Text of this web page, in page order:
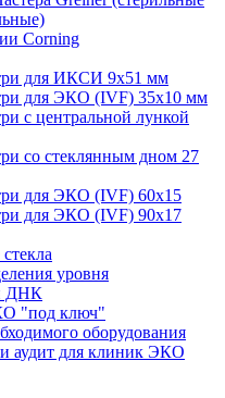
Corning
для ИКСИ 9x51 мм
для ЭКО (IVF) 35x10 мм
с центральной лункой
со стеклянным дном 27
для ЭКО (IVF) 60х15
для ЭКО (IVF) 90х17
уровня
ДНК
"под ключ"
оборудования
аудит для клиник ЭКО